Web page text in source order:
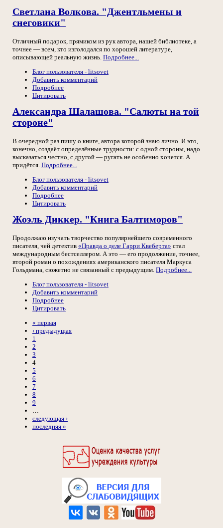
Светлана Волкова. "Джентльмены и
снеговики"
Отличный подарок, прямиком из рук автора, нашей библиотеке, а
точнее — всем, кто изголодался по хорошей литературе,
описывающей реальную жизнь. Подробнее...
Блог пользователя - litsovet
Добавить комментарий
Подробнее
Цитировать
Александра Шалашова. "Салюты на той
стороне"
В очередной раз пишу о книге, автора которой знаю лично. И это,
конечно, создаёт определённые трудности: с одной стороны, надо
высказаться честно, с другой — ругать не особенно хочется. А
придётся. Подробнее...
Блог пользователя - litsovet
Добавить комментарий
Подробнее
Цитировать
Жоэль Диккер. "Книга Балтиморов"
Продолжаю изучать творчество популярнейшего современного
писателя, чей детектив «Правда о деле Гарри Квеберта» стал
международным бестселлером. А это — его продолжение, точнее,
второй роман о похождениях американского писателя Маркуса
Гольдмана, сюжетно не связанный с предыдущим. Подробнее...
Блог пользователя - litsovet
Добавить комментарий
Подробнее
Цитировать
« первая
‹ предыдущая
1
2
3
4
5
6
7
8
9
…
следующая ›
последняя »